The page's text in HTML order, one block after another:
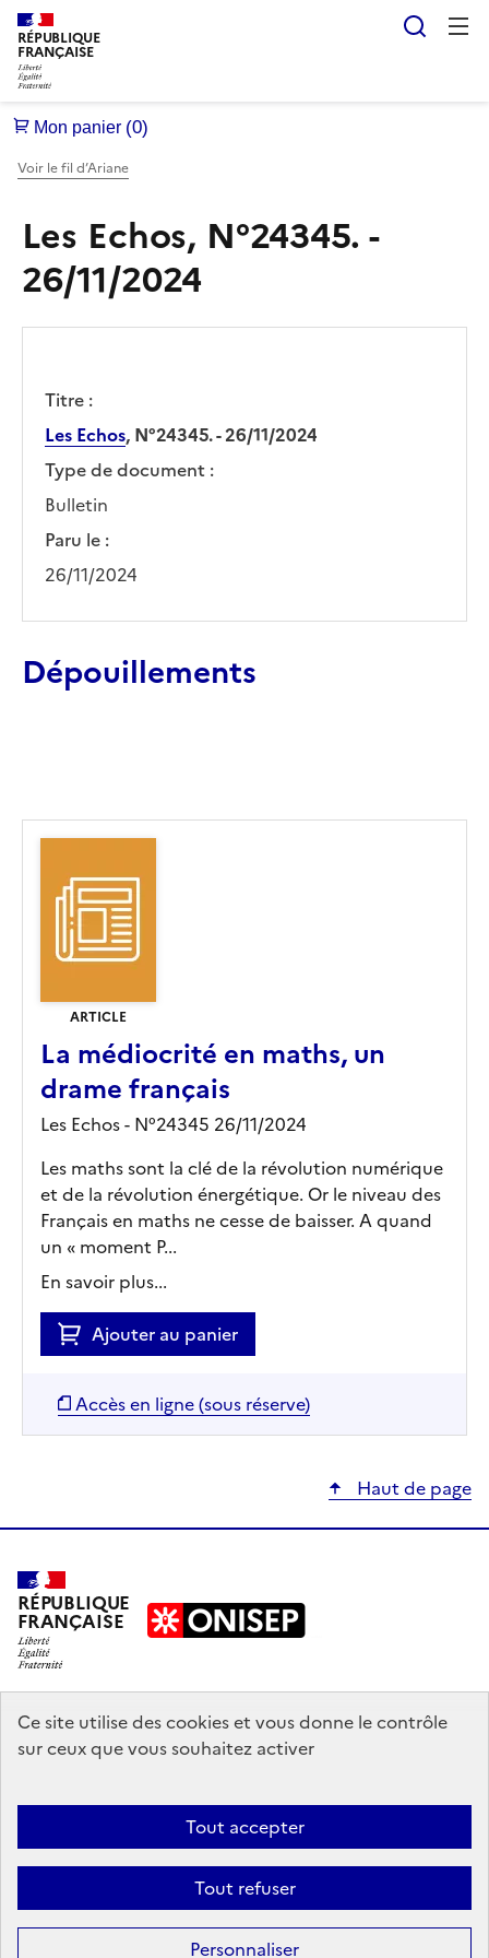
Ce site utilise des cookies et vous donne le contrôle
sur ceux que vous souhaitez activer
Tout accepter
Tout refuser
Personnaliser
RÉPUBLIQUE
FRANÇAISE
Voir le fil d’Ariane
Les Echos, N°24345. -
26/11/2024
Titre :
Les Echos, N°24345. - 26/11/2024
Type de document :
Bulletin
Paru le :
26/11/2024
Dépouillements
ARTICLE
La médiocrité en maths, un
drame français
Les Echos - N°24345 26/11/2024
Les maths sont la clé de la révolution numérique
et de la révolution énergétique. Or le niveau des
Français en maths ne cesse de baisser. A quand
un « moment P...
En savoir plus...
Ajouter au panier
Accès en ligne (sous réserve)
Haut de page
RÉPUBLIQUE
FRANÇAISE
education.gouv.fr
enseignementsup-recherche.gouv.fr
Accessibilité : partiellement conforme
Sauf mention explicite de propriété intellectuelle détenue par des tiers,